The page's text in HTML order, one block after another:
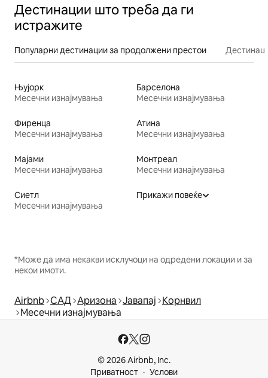
Дестинации што треба да ги
истражите
Популарни дестинации за продолжени престои
Њујорк
Месечни изнајмувања
Барселона
Месечни изнајмувања
Фиренца
Месечни изнајмувања
Атина
Месечни изнајмувања
Мајами
Месечни изнајмувања
Монтреал
Месечни изнајмувања
Сиетл
Месечни изнајмувања
Прикажи повеќе
*Може да има некакви исклучоци на одредени локации и за
некои имоти.
Airbnb САД Аризона Јавапај Корнвил
Месечни изнајмувања
© 2026 Airbnb, Inc.
Приватност
Услови